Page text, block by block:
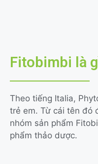
Fitobimbi là
Theo tiếng Italia,
trẻ em. Từ cái tên đó
nhóm sản phẩm
phẩm thảo dược.